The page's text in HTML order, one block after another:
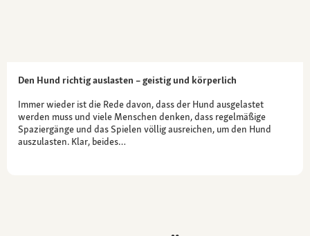
Den Hund richtig auslasten – geistig und körperlich
Immer wieder ist die Rede davon, dass der Hund ausgelastet
werden muss und viele Menschen denken, dass regelmäßige
Spaziergänge und das Spielen völlig ausreichen, um den Hund
auszulasten. Klar, beides…